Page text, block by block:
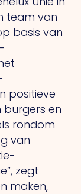
team van
basis van
positieve
en
rondom
van
zegt
maken,